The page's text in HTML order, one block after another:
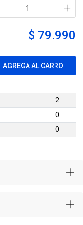
+
$ 79.990
AGREGA AL CARRO
2
0
0